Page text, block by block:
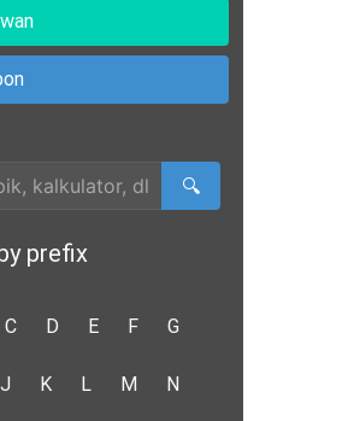
🔍
prefix
C D E F G
J K L M N